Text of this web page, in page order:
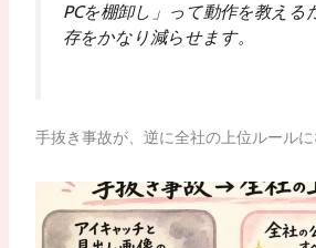
PCを棚卸し」って動作を教える
存をかなり減らせます。
手抜き事故が、逆に全社の上位ルール